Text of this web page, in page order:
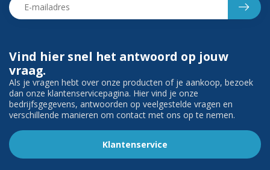
Vind hier snel het antwoord op jouw
vraag.
Als je vragen hebt over onze producten of je aankoop, bezoek
dan onze klantenservicepagina. Hier vind je onze
bedrijfsgegevens, antwoorden op veelgestelde vragen en
verschillende manieren om contact met ons op te nemen.
Klantenservice